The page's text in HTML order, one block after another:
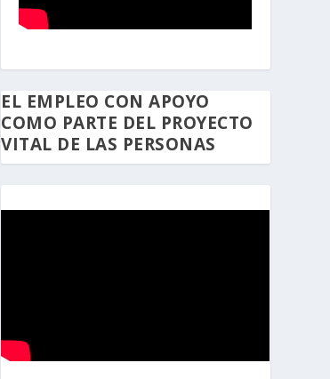
EL EMPLEO CON APOYO
COMO PARTE DEL PROYECTO
VITAL DE LAS PERSONAS